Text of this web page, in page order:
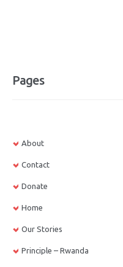
Pages
About
Contact
Donate
Home
Our Stories
Principle – Rwanda